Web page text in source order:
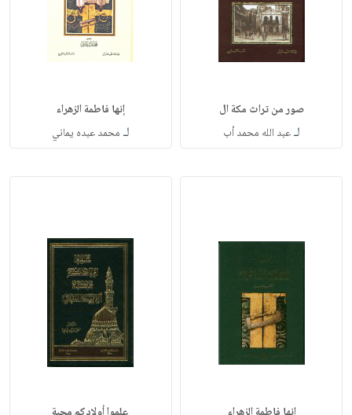
صور من تراث مكة ال
لـعبد الله محمد أب
إنها فاطمة الزهراء
لـ محمد عبده يماني